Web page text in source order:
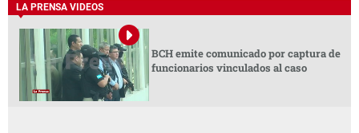
LA PRENSA VIDEOS
BCH emite comunicado por captura de
funcionarios vinculados al caso